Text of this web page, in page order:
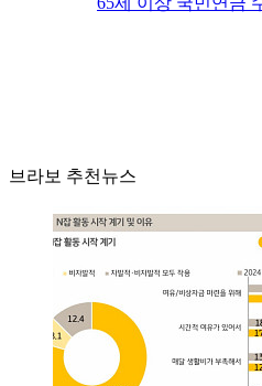
브라보 추천뉴스